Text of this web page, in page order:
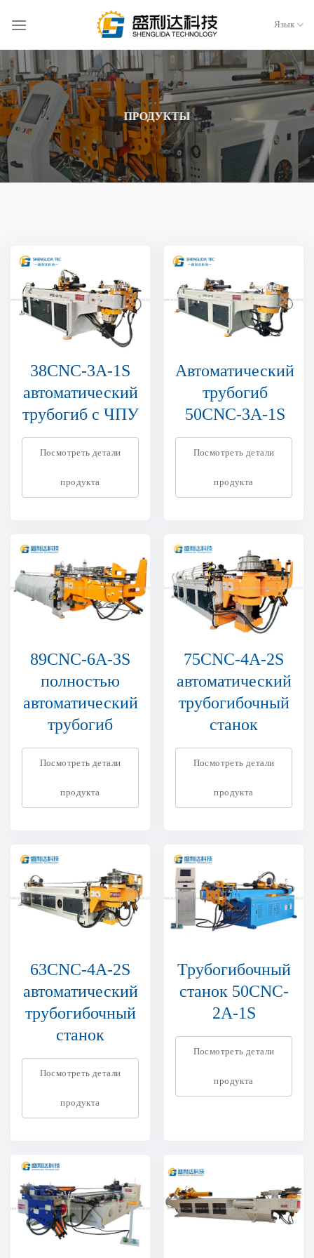
Язык
ПРОДУКТЫ
38CNC-3A-1S
автоматический
трубогиб с ЧПУ
Посмотреть детали
продукта
Автоматический
трубогиб
50CNC-3A-1S
Посмотреть детали
продукта
89CNC-6A-3S
полностью
автоматический
трубогиб
Посмотреть детали
продукта
75CNC-4A-2S
автоматический
трубогибочный
станок
Посмотреть детали
продукта
63CNC-4A-2S
автоматический
трубогибочный
станок
Посмотреть детали
продукта
Трубогибочный
станок 50CNC-
2A-1S
Посмотреть детали
продукта